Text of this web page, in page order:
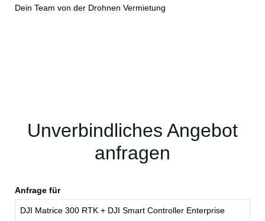
Dein Team von der Drohnen Vermietung
Unverbindliches Angebot
anfragen
Anfrage für